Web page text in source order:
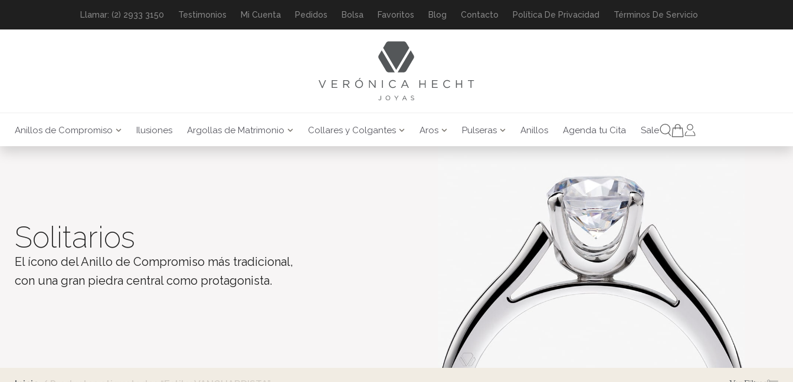
Llamar: (2) 2933 3150 Testimonios Mi Cuenta Pedidos Bolsa Favoritos Blog Contacto Política De Privacidad Términos De Servicio
Anillos de Compromiso Ilusiones Argollas de Matrimonio Collares y Colgantes Aros Pulseras Anillos Agenda tu Cita Sale
Solitarios
El ícono del Anillo de Compromiso más tradicional,
con una gran piedra central como protagonista.